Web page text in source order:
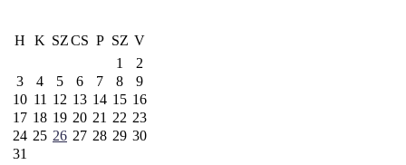
H K SZCS P SZ V
1
2
3
4 5 6 7 8
9
10 11 12 13 14 15 16
17 18 19 20 21 22 23
24 25 26 27 28 29 30
31